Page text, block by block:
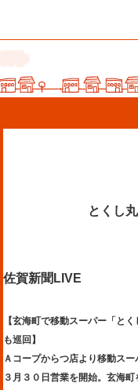
オススメリンク
お問合せ
とくし
佐賀新聞LIVE
【玄海町で移動スーパー「と
も巡回】
Ａコープからつ店より移動ス
３月３０日営業を開始。玄海